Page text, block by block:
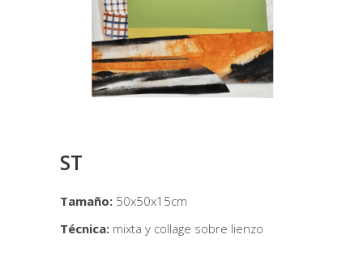
ST
Tamaño: 50x50x15cm
Técnica: mixta y collage sobre lienzo